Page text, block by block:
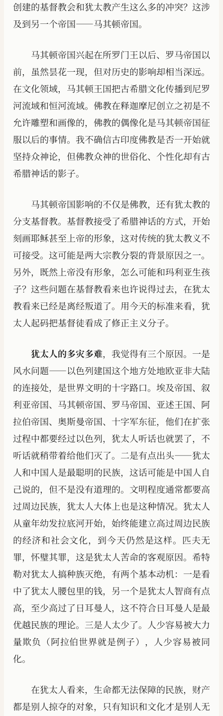
创建的基督教会和犹太教产生这么多的冲突？这涉
及到另一个帝国——马其顿帝国。
马其顿帝国兴起在所罗门王以后、罗马帝国以
前，虽然昙花一现，但对历史的影响却相当深远。
在文化领域，马其顿王国把古希腊文化传播到尼罗
河流域和恒河流域。佛教在释迦摩尼创立之初是不
允许雕塑和画像的，佛教的偶像化是马其顿帝国征
服以后的事情。我不确信古印度佛教是否一开始就
坚持众神论，但佛教众神的世俗化、个性化却有古
希腊神话的影子。
马其顿帝国影响的不仅是佛教，还有犹太教的
分支基督教。基督教接受了希腊神话的方式，开始
刻画耶稣甚至上帝的形象，这对传统的犹太教义不
可接受。这可能是两大宗教分裂的背景原因之一。
另外，既然上帝没有形象，怎么可能和玛利亚生孩
子？这些问题在基督教看来也许说得过去，在犹太
教看来已经是离经叛道了。用今天的标准来看，犹
太人起码把基督徒看成了修正主义分子。
犹太人的多灾多难，我觉得有三个原因。一是
风水问题——以色列建国这个地方处地欧亚非大陆
的连接处，是世界文明的十字路口。埃及帝国、叙
利亚帝国、马其顿帝国、罗马帝国、亚述王国、阿
拉伯帝国、奥斯曼帝国、十字军东征，他们在扩张
过程中都要经过以色列，犹太人听话也就罢了，不
听话就稍带着给他们灭了。二是有点出头——犹太
人和中国人是最聪明的民族，这话可能是中国人自
己说的，但不是没有道理的。文明程度通常都要高
过周边民族，犹太人大体上也是这种情况。犹太人
从童年幼发拉底河开始，始终能建立高过周边民族
的经济和社会文化，到今天仍然是这样。匹夫无
罪，怀璧其罪，这是犹太人苦命的客观原因。希特
勒对犹太人搞种族灭绝，有两个基本动机：一是看
中了犹太人腰包里的钱，另一个是犹太人智商有点
高，至少高过了日耳曼人，这不符合日耳曼人是最
优越民族的理论。三是人太少了。人少容易被大力
量欺负（阿拉伯世界就是例子），人少容易被同
化。
在犹太人看来，生命都无法保障的民族，财产
都是别人掠夺的对象，只有知识和文化才是别人无